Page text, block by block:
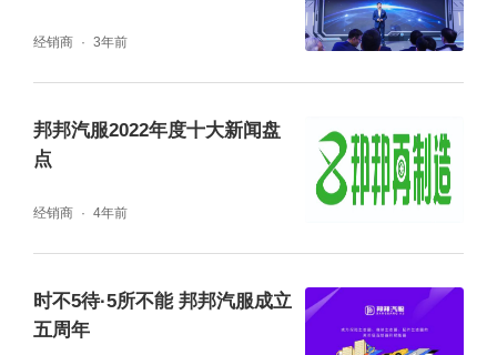
经销商 3年前
邦邦汽服2022年度十大新闻盘
点
经销商 4年前
时不5待·5所不能 邦邦汽服成立
五周年